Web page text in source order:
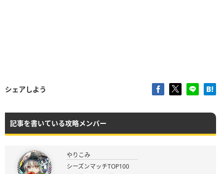
シェアしよう
記事を書いている攻略メンバー
やりこみ
シーズンマッチTOP100